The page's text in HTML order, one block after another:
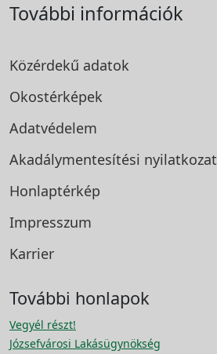
További információk
Közérdekű adatok
Okostérképek
Adatvédelem
Akadálymentesítési nyilatkozat
Honlaptérkép
Impresszum
Karrier
További honlapok
Vegyél részt!
Józsefvárosi Lakásügynökség